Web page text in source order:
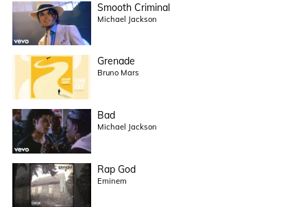
Smooth Criminal
Michael Jackson
Grenade
Bruno Mars
Bad
Michael Jackson
Rap God
Eminem